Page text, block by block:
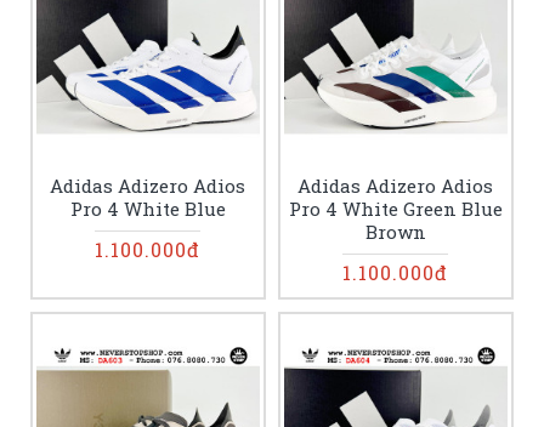
Adidas Adizero Adios
Pro 4 White Blue
1.100.000đ
Adidas Adizero Adios
Pro 4 White Green Blue
Brown
1.100.000đ